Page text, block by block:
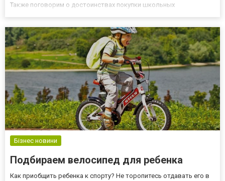
Также поговорим о достоинствах покупки школьных
отдельные виды. Самые...
Бізнес новини
Подбираем велосипед для ребенка
Как приобщить ребенка к спорту? Не торопитесь отдавать его в